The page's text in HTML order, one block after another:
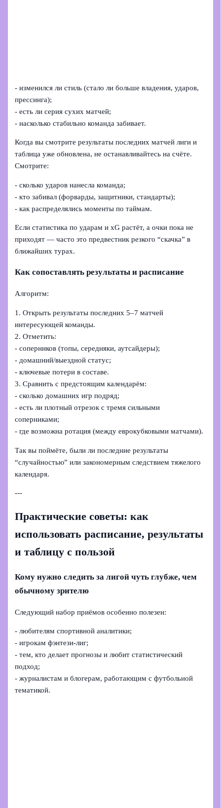
- изменился ли стиль (стало ли больше владения, ударов,
прессинга);
- есть ли серия сухих матчей;
- насколько стабильно команда забивает.
Когда вы смотрите результаты последних матчей лиги и
таблица уже обновлена, не останавливайтесь на счёте.
Смотрите:
- сколько ударов нанесла команда;
- кто забивал (форварды, защитники, стандарты);
- как распределялись моменты по таймам.
Если статистика по ударам и xG растёт, а очки пока не
приходят — часто это предвестник резкого “скачка” в
ближайших турах.
Как сопоставлять результаты и расписание
Алгоритм:
1. Открыть результаты последних 5–7 матчей
интересующей команды.
2. Отметить:
- соперников (топы, середняки, аутсайдеры);
- домашний/выездной статус;
- ключевые потери в составе.
3. Сравнить с предстоящим календарём:
- сколько домашних игр подряд;
- есть ли плотный отрезок с тремя сильными
соперниками;
- где возможна ротация (между еврокубковыми матчами).
Так вы поймёте, были ли последние результаты
“случайностью” или закономерным следствием тяжелого
календаря.
---
Практические советы: как
использовать расписание, результаты
и таблицу с пользой
Кому нужно следить за лигой чуть глубже, чем
обычному зрителю
Следующий набор приёмов особенно полезен:
- любителям спортивной аналитики;
- игрокам фэнтези‑лиг;
- тем, кто делает прогнозы и любит статистический
подход;
- журналистам и блогерам, работающим с футбольной
тематикой.